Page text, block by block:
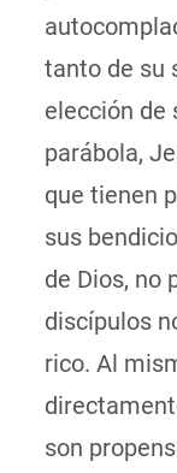
tanto de su
elección de
parábola,
que tienen
sus
de Dios, no
discípulos
rico. Al
son